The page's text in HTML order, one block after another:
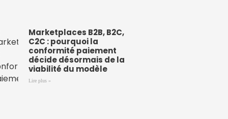
Marketplaces B2B, B2C,
C2C : pourquoi la
conformité paiement
décide désormais de la
viabilité du modèle
Lire plus »